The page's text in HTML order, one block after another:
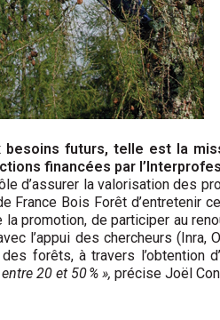
futurs, telle est la
financées par
d’assurer la valorisation des
Bois Forêt d’entretenir
promotion, de participer au
l’appui des chercheurs (Inra,
forêts, à travers l’obtention
20 et 50 % », précise Joël